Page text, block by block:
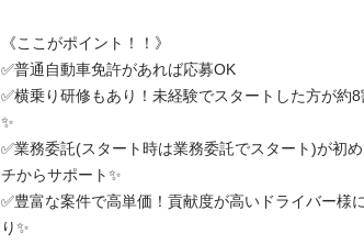
《ここがポイント！！》
✅普通自動車免許があれば応募OK
✅横乗り研修もあり！未経験でスタートした方が約
✨
✅業務委託(スタート時は業務委託でスタート)が初
チからサポート✨
✅豊富な案件で高単価！貢献度が高いドライバー様
り✨